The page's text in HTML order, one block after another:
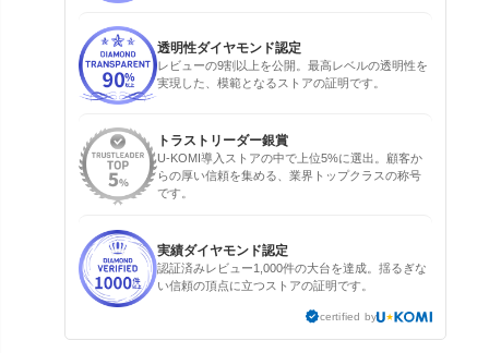
透明性ダイヤモンド認定
レビューの9割以上を公開。最高レベルの透明性を
実現した、模範となるストアの証明です。
トラストリーダー銀賞
U-KOMI導入ストアの中で上位5%に選出。顧客か
らの厚い信頼を集める、業界トップクラスの称号
です。
実績ダイヤモンド認定
認証済みレビュー1,000件の大台を達成。揺るぎな
い信頼の頂点に立つストアの証明です。
certified by